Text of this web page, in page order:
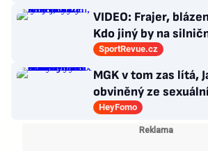
VIDEO: Frajer,
Kdo jiný by na
dokázal tyhle triky?
SportRevue.cz
MGK v tom zas lítá,
obviněný ze
a zemřely Bonnie
HeyFomo